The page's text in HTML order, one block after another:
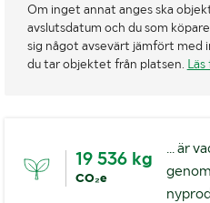
Om inget annat anges ska
avslutsdatum och du som
sig något avsevärt jämfört med
du tar objektet från platsen.
19 536 kg
CO₂e
... är